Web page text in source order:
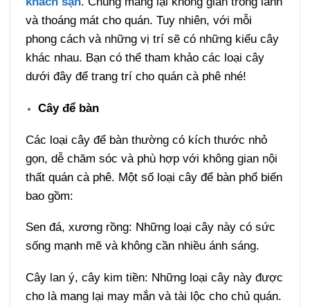
và thoáng mát cho quán. Tuy nhiên, với mỗi
phong cách và những vị trí sẽ có những kiểu cây
khác nhau. Bạn có thể tham khảo các loại cây
dưới đây để trang trí cho quán cà phê nhé!
Cây để bàn
Các loại cây để bàn thường có kích thước nhỏ
gọn, dễ chăm sóc và phù hợp với không gian nội
thất quán cà phê. Một số loại cây để bàn phổ biến
bao gồm:
Sen đá, xương rồng: Những loại cây này có sức
sống mạnh mẽ và không cần nhiều ánh sáng.
Cây lan ý, cây kim tiền: Những loại cây này được
cho là mang lại may mắn và tài lộc cho chủ quán.